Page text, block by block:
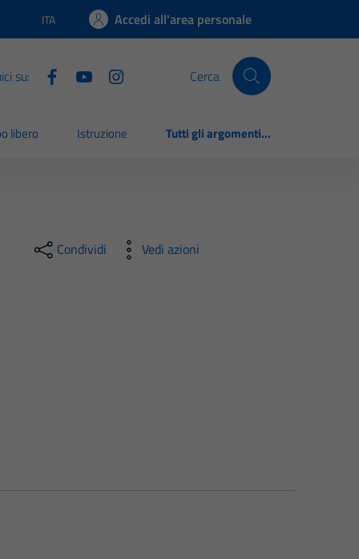
Lingua attiva:
ITA Accedi all'area personale
su: Cerca
libero Istruzione Tutti gli argomenti...
Condividi Vedi azioni